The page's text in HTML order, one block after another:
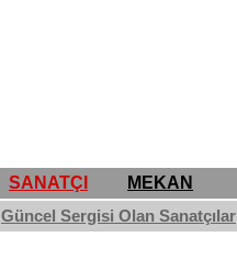
SANATÇI
MEKAN
Güncel Sergisi Olan Sanatçılar